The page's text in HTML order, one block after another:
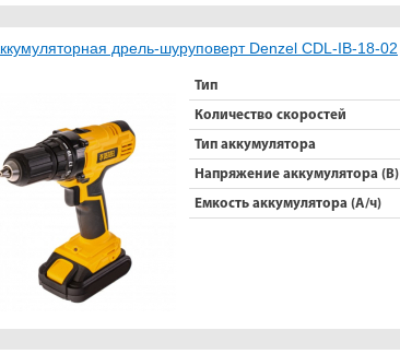
дрель-шуруповерт Denzel CDL-IB-18-02
Тип
Количество скоростей
Тип аккумулятора
Напряжение аккумулятора (В)
Емкость аккумулятора (А/ч)